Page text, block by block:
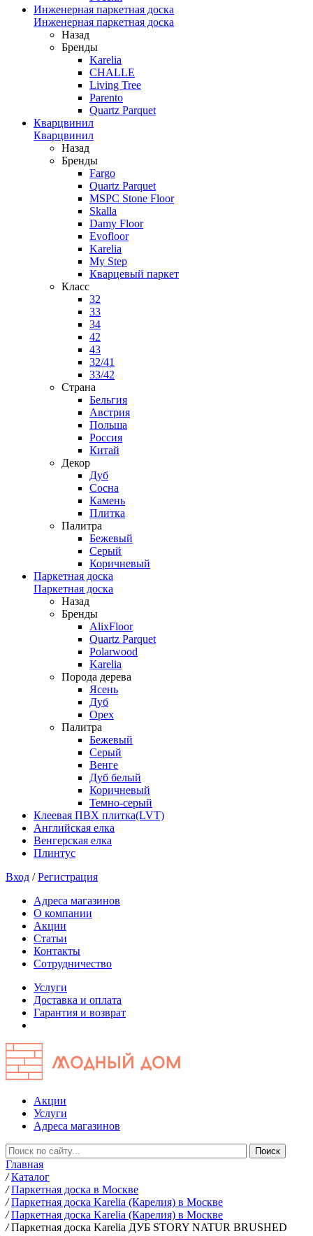
Инженерная паркетная доска
Инженерная паркетная доска
Назад
Бренды
Karelia
CHALLE
Living Tree
Parento
Quartz Parquet
Кварцвинил
Кварцвинил
Назад
Бренды
Fargo
Quartz Parquet
MSPC Stone Floor
Skalla
Damy Floor
Evofloor
Karelia
My Step
Кварцевый паркет
Класс
32
33
34
42
43
32/41
33/42
Страна
Бельгия
Австрия
Польша
Россия
Китай
Декор
Дуб
Сосна
Камень
Плитка
Палитра
Бежевый
Серый
Коричневый
Паркетная доска
Паркетная доска
Назад
Бренды
AlixFloor
Quartz Parquet
Polarwood
Karelia
Порода дерева
Ясень
Дуб
Орех
Палитра
Бежевый
Серый
Венге
Дуб белый
Коричневый
Темно-серый
Клеевая ПВХ плитка(LVT)
Английская елка
Венгерская елка
Плинтус
Вход /Регистрация
Адреса магазинов
О компании
Акции
Статьи
Контакты
Сотрудничество
Услуги
Доставка и оплата
Гарантия и возврат
Акции
Услуги
Адреса магазинов
Главная
/ Каталог
/ Паркетная доска в Москве
/ Паркетная доска Karelia (Карелия) в Москве
/ Паркетная доска Karelia (Карелия) в Москве
/ Паркетная доска Karelia ДУБ STORY NATUR BRUSHED